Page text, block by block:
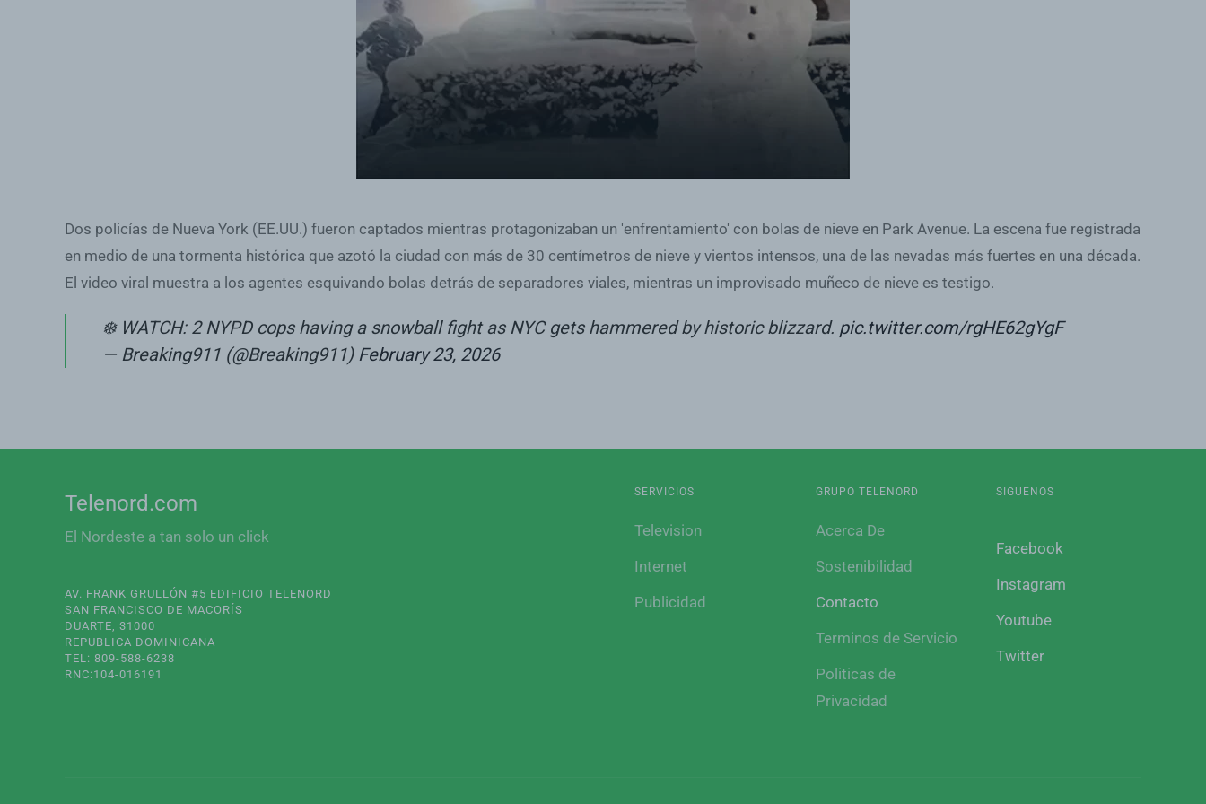
Dos policías de Nueva York (EE.UU.) fueron captados mientras protagonizaban un 'enfrentamiento' con bolas de nieve en Park Avenue. La escena fue registrada
en medio de una tormenta histórica que azotó la ciudad con más de 30 centímetros de nieve y vientos intensos, una de las nevadas más fuertes en una década.
El video viral muestra a los agentes esquivando bolas detrás de separadores viales, mientras un improvisado muñeco de nieve es testigo.
❄️ WATCH: 2 NYPD cops having a snowball fight as NYC gets hammered by historic blizzard. pic.twitter.com/rgHE62gYgF
— Breaking911 (@Breaking911) February 23, 2026
Telenord.com
El Nordeste a tan solo un click
AV. FRANK GRULLÓN #5 EDIFICIO TELENORD
SAN FRANCISCO DE MACORÍS
DUARTE, 31000
REPUBLICA DOMINICANA
TEL: 809-588-6238
RNC:104-016191
SERVICIOS
Television
Internet
Publicidad
GRUPO TELENORD
Acerca De
Sostenibilidad
Contacto
Terminos de Servicio
Politicas de
Privacidad
SIGUENOS
Facebook
Instagram
Youtube
Twitter